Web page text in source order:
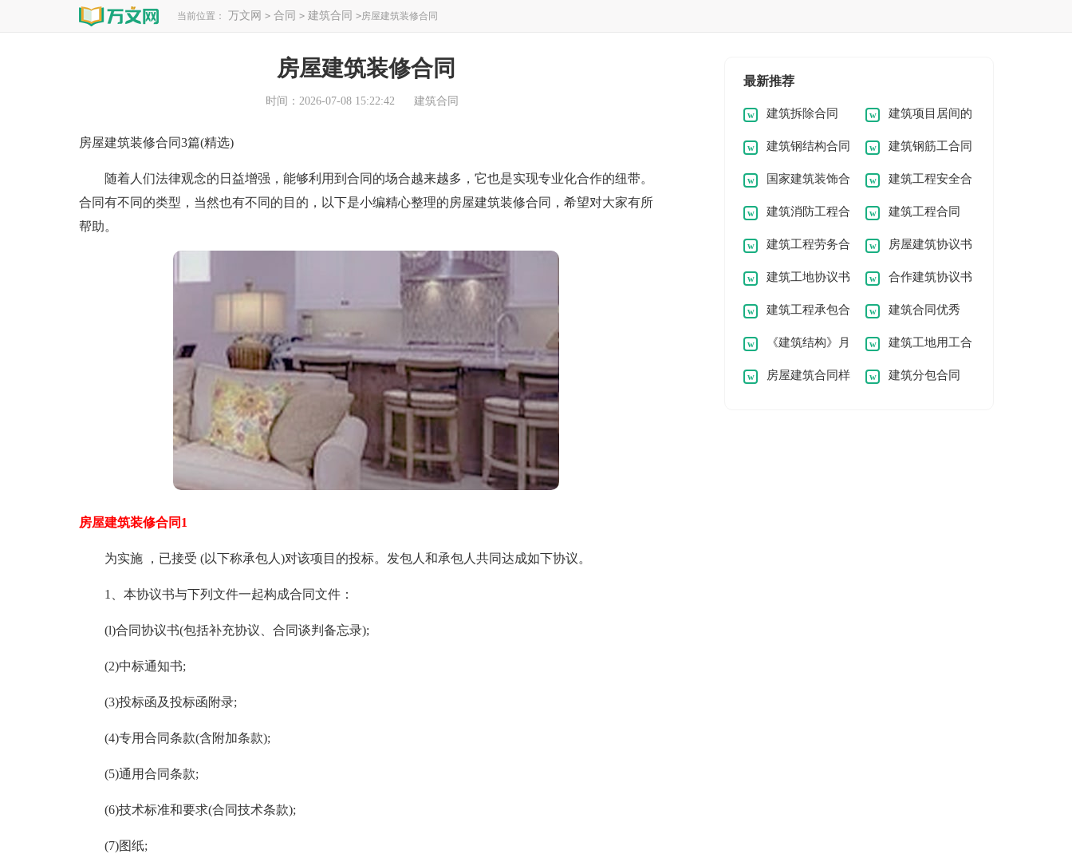
当前位置： 万文网 > 合同 > 建筑合同 >房屋建筑装修合同
房屋建筑装修合同
时间：2026-07-08 15:22:42 建筑合同
房屋建筑装修合同3篇(精选)
随着人们法律观念的日益增强，能够利用到合同的场合越来越多，它也是实现专业化合作的纽带。
合同有不同的类型，当然也有不同的目的，以下是小编精心整理的房屋建筑装修合同，希望对大家有所
帮助。
房屋建筑装修合同1
为实施 ，已接受 (以下称承包人)对该项目的投标。发包人和承包人共同达成如下协议。
1、本协议书与下列文件一起构成合同文件：
(l)合同协议书(包括补充协议、合同谈判备忘录);
(2)中标通知书;
(3)投标函及投标函附录;
(4)专用合同条款(含附加条款);
(5)通用合同条款;
(6)技术标准和要求(合同技术条款);
(7)图纸;
最新推荐
建筑拆除合同 建筑项目居间的
合同
建筑钢结构合同 建筑钢筋工合同
国家建筑装饰合
同
建筑工程安全合
同15篇
建筑消防工程合
同
建筑工程合同
(集锦15篇)
建筑工程劳务合
同15篇
房屋建筑协议书
(荐)
建筑工地协议书
(6篇)
合作建筑协议书
15篇
建筑工程承包合
同范本
建筑合同优秀
(15篇)
《建筑结构》月
刊广告合同
建筑工地用工合
同
房屋建筑合同样 建筑分包合同